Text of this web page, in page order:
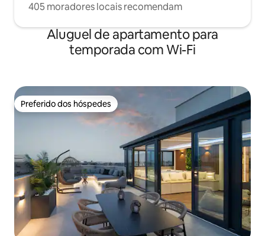
405 moradores locais recomendam
Aluguel de apartamento para
temporada com Wi-Fi
Preferido dos hóspedes
Preferido dos hóspedes